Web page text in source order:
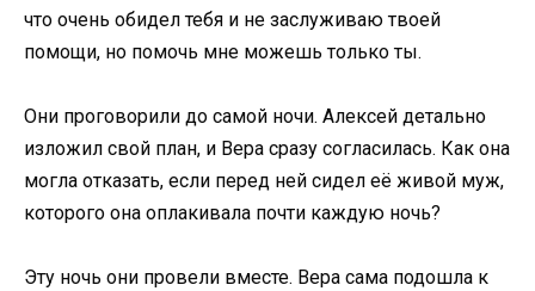
что очень обидел тебя и не заслуживаю твоей
помощи, но помочь мне можешь только ты.
Они проговорили до самой ночи. Алексей детально
изложил свой план, и Вера сразу согласилась. Как она
могла отказать, если перед ней сидел её живой муж,
которого она оплакивала почти каждую ночь?
Эту ночь они провели вместе. Вера сама подошла к